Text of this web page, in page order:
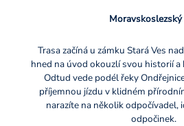
Moravskoslezský
Trasa začíná u zámku Stará Ves
hned na úvod okouzlí svou historií
Odtud vede podél řeky
příjemnou jízdu v klidném
narazíte na několik odpočívadel,
odpočinek.